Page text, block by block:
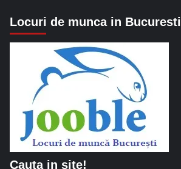
Locuri de munca in Bucuresti
Cauta in site!